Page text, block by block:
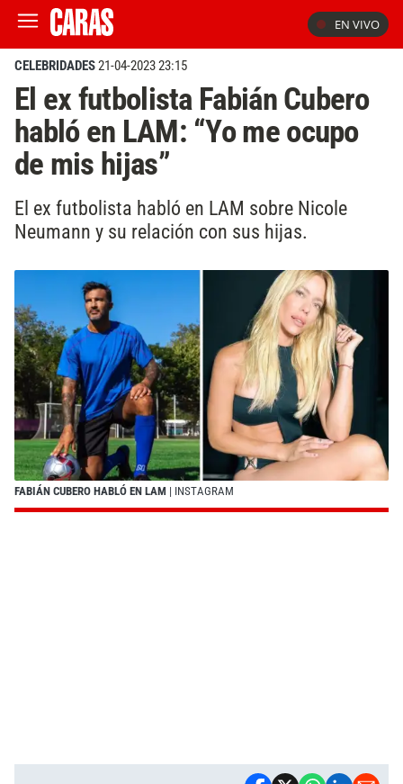
EN VIVO
CELEBRIDADES21-04-2023 23:15
El ex futbolista Fabián Cubero
habló en LAM: “Yo me ocupo
de mis hijas”
El ex futbolista habló en LAM sobre Nicole
Neumann y su relación con sus hijas.
FABIÁN CUBERO HABLÓ EN LAM | INSTAGRAM